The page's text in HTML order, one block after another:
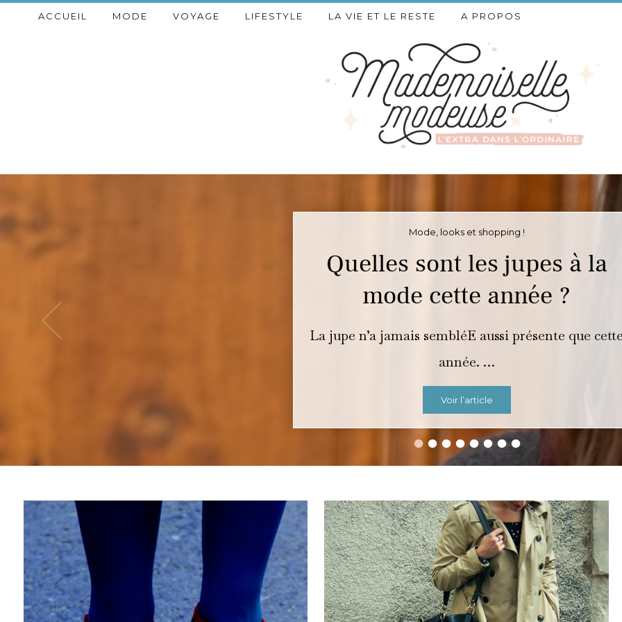
ACCUEIL MODE VOYAGE LIFESTYLE LA VIE ET LE RESTE A PROPOS
••••••••
Mode, looks et shopping !
Quelles sont les jupes à la
mode cette année ?
La jupe n’a jamais sembléE aussi présente que
année. …
Voir l’article